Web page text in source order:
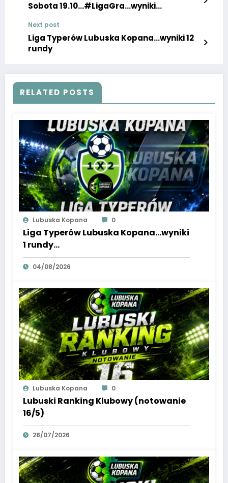
Sobota 19.10…#LigaGra…wyniki…
Next post
Liga Typerów Lubuska Kopana…wyniki 12
rundy
RELATED POSTS
Lubuska Kopana 0
Liga Typerów Lubuska Kopana…wyniki
1 rundy…
04/08/2026
Lubuska Kopana 0
Lubuski Ranking Klubowy (notowanie
16/5)
28/07/2026